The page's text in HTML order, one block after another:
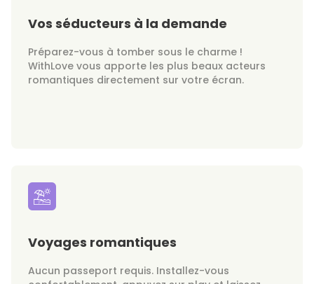
Vos séducteurs à la demande
Préparez-vous à tomber sous le charme !
WithLove vous apporte les plus beaux acteurs
romantiques directement sur votre écran.
Voyages romantiques
Aucun passeport requis. Installez-vous